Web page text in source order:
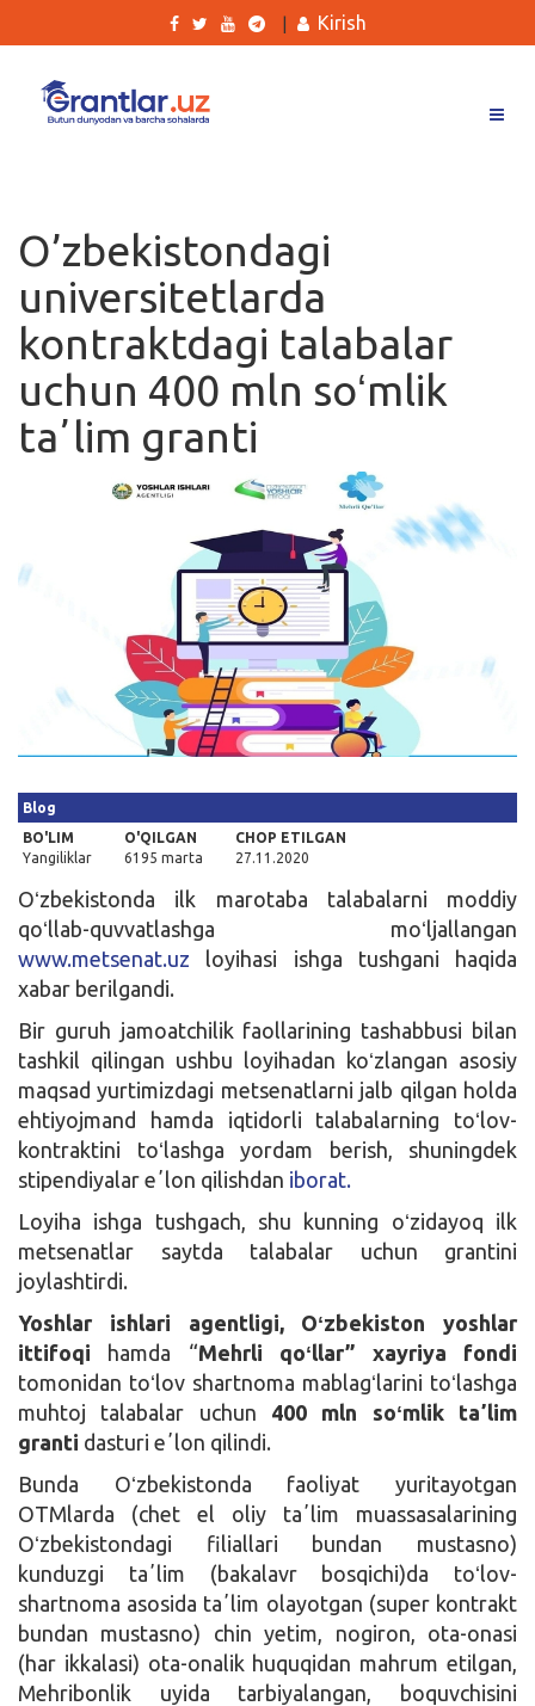
Ishlar
Kurslar
Blog
Yana
Kirish
O’zbekistondagi
universitetlarda
kontraktdagi talabalar
uchun 400 mln soʻmlik
taʼlim granti
Blog
BO'LIM
Yangiliklar
O'QILGAN
6195 marta
CHOP ETILGAN
27.11.2020
Oʻzbekistonda ilk marotaba talabalarni moddiy
qoʻllab-quvvatlashga moʻljallangan
www.metsenat.uz loyihasi ishga tushgani haqida
xabar berilgandi.
Bir guruh jamoatchilik faollarining tashabbusi bilan
tashkil qilingan ushbu loyihadan koʻzlangan asosiy
maqsad yurtimizdagi metsenatlarni jalb qilgan holda
ehtiyojmand hamda iqtidorli talabalarning toʻlov-
kontraktini toʻlashga yordam berish, shuningdek
stipendiyalar eʼlon qilishdan iborat.
Loyiha ishga tushgach, shu kunning oʻzidayoq ilk
metsenatlar saytda talabalar uchun grantini
joylashtirdi.
Yoshlar ishlari agentligi, Oʻzbekiston yoshlar
ittifoqi hamda “Mehrli qoʻllar” xayriya fondi
tomonidan toʻlov shartnoma mablagʻlarini toʻlashga
muhtoj talabalar uchun 400 mln soʻmlik taʼlim
granti dasturi eʼlon qilindi.
Bunda Oʻzbekistonda faoliyat yuritayotgan
OTMlarda (chet el oliy taʼlim muassasalarining
Oʻzbekistondagi filiallari bundan mustasno)
kunduzgi taʼlim (bakalavr bosqichi)da toʻlov-
shartnoma asosida taʼlim olayotgan (super kontrakt
bundan mustasno) chin yetim, nogiron, ota-onasi
(har ikkalasi) ota-onalik huquqidan mahrum etilgan,
Mehribonlik uyida tarbiyalangan, boquvchisini